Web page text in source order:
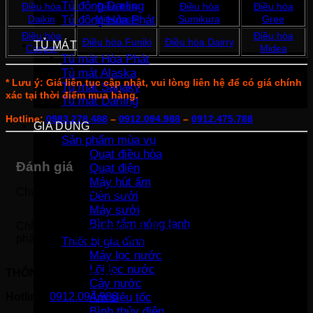
Tủ đông Darling
Tủ đông Hòa Phát
TỦ MÁT
Tủ mát Hòa Phát
Tủ mát Alaska
Tủ mát Sanaky
Tủ mát Darling
GIA DỤNG
Sản phẩm mùa vụ
Quạt điều hòa
Quạt điện
Máy hút ẩm
Đèn sưởi
Máy sưởi
Bình tắm nóng lạnh
Thiết bị gia đình
Máy lọc nước
Lõi lọc nước
Cây nước
Ấm siêu tốc
Điều hòa
Daikin
Điều hòa
Mitsubishi
Điều hòa
Sumikura
Điều hòa
Gree
Điều hòa
Casper
Điều hòa Funiki Điều hòa Dairry
Điều hòa
Midea
* Lưu ý: Giá liên tục cập nhật, vui lòng liên hệ để có giá chính
xác tại thời điểm mua hàng.
Hotline: 0983.278.488 – 0912.094.988 – 0912.475.788
Đánh giá
Chưa có đánh giá nào.
Chỉ những khách hàng đã đăng nhập và đã mua sản
phẩm này mới có thể để lại đánh giá.
THÔNG TIN LIÊN HỆ:
0912.094.988